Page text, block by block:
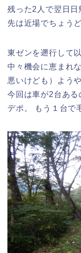
残った2人で翌日
先は近場でちょう
東ゼンを遡行して
中々機会に恵まれ
悪いけども）よう
今回は車が2台ある
デポ。 もう１台で